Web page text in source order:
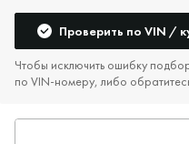
Проверить по VIN /
Чтобы исключить ошибку
по VIN‑номеру, либо